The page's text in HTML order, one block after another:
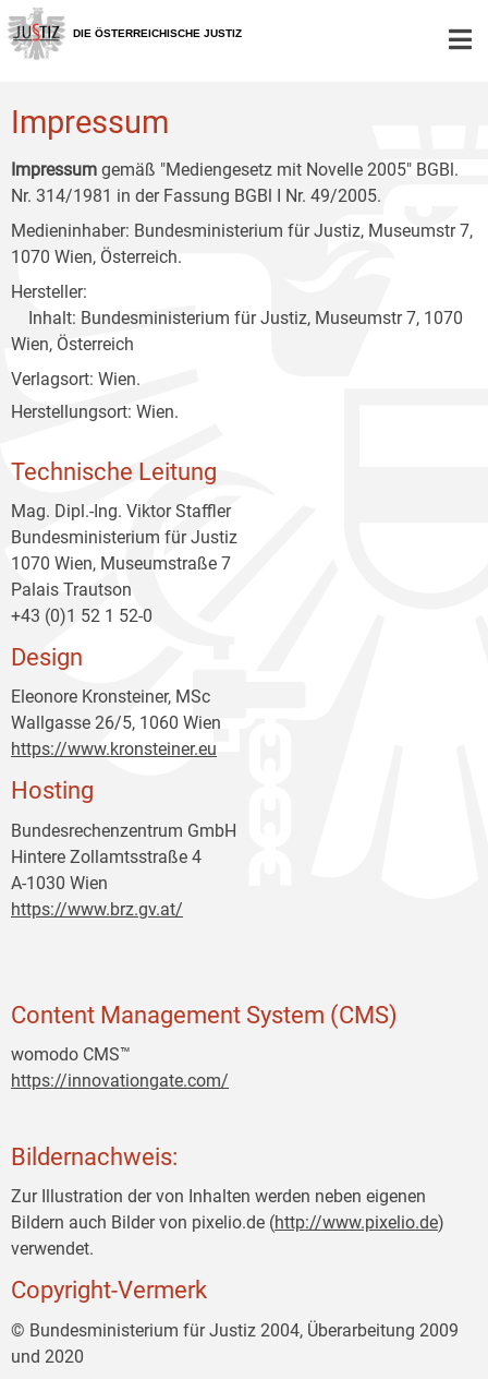
Zur
Hauptnavigation
[1]
Zum
Inhalt
[2]
Zum
Untermenü
[3]
DIE ÖSTERREICHISCHE JUSTIZ
Impressum
Impressum gemäß "Mediengesetz mit Novelle 2005" BGBl.
Nr. 314/1981 in der Fassung BGBl I Nr. 49/2005.
Medieninhaber: Bundesministerium für Justiz, Museumstr 7,
1070 Wien, Österreich.
Hersteller:
Inhalt: Bundesministerium für Justiz, Museumstr 7, 1070
Wien, Österreich
Verlagsort: Wien.
Herstellungsort: Wien.
Technische Leitung
Mag. Dipl.-Ing. Viktor Staffler
Bundesministerium für Justiz
1070 Wien, Museumstraße 7
Palais Trautson
+43 (0)1 52 1 52-0
Design
Eleonore Kronsteiner, MSc
Wallgasse 26/5, 1060 Wien
https://www.kronsteiner.eu
Hosting
Bundesrechenzentrum GmbH
Hintere Zollamtsstraße 4
A-1030 Wien
https://www.brz.gv.at/
Content Management System (CMS)
womodo CMS™
https://innovationgate.com/
Bildernachweis:
Zur Illustration der von Inhalten werden neben eigenen
Bildern auch Bilder von pixelio.de (http://www.pixelio.de)
verwendet.
Copyright-Vermerk
© Bundesministerium für Justiz 2004, Überarbeitung 2009
und 2020